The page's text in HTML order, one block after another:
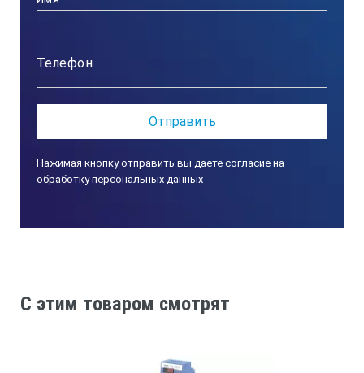
Цифровой
Точность установки, °С
±1
Таймер
Нажимая кнопку отправить вы даете согласие на
обработку персональных данных
C этим товаром смотрят